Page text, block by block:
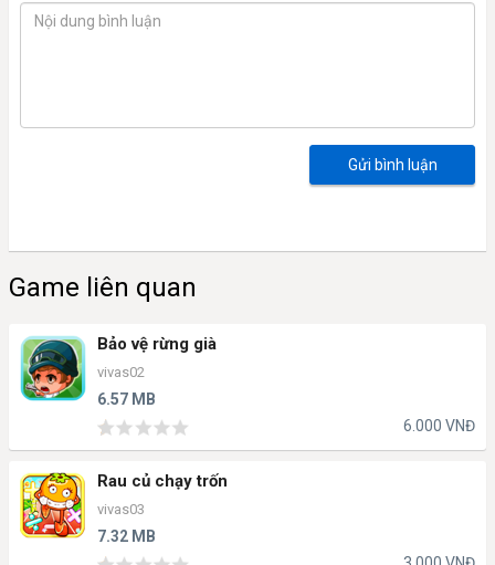
Gửi bình luận
Game liên quan
Bảo vệ rừng già
vivas02
6.57 MB
6.000 VNĐ
Rau củ chạy trốn
vivas03
7.32 MB